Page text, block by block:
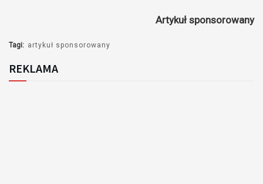
Artykuł sponsorowany
Tagi: artykuł sponsorowany
REKLAMA